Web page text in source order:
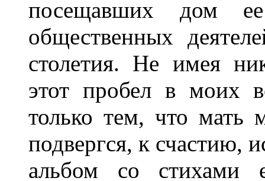
посещавших дом
общественных
столетия. Не имея
этот пробел в моих
только тем, что мать
подвергся, к счастию,
альбом со стихами